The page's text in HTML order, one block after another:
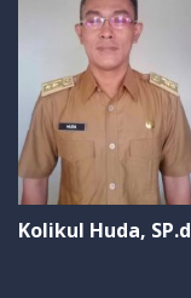
Kolikul Huda, SP.d